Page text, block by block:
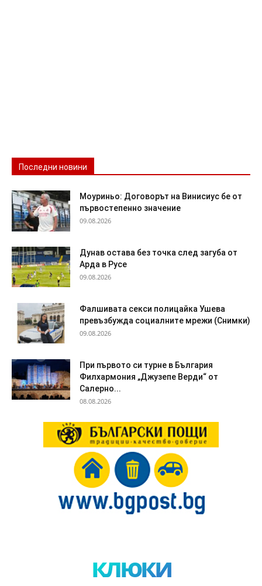
Последни новини
Моуриньо: Договорът на Винисиус бе от
първостепенно значение
09.08.2026
Дунав остава без точка след загуба от
Арда в Русе
09.08.2026
Фалшивата секси полицайка Ушева
превъзбужда социалните мрежи (Снимки)
09.08.2026
При първото си турне в България
Филхармония „Джузепе Верди“ от
Салерно...
08.08.2026
клюки